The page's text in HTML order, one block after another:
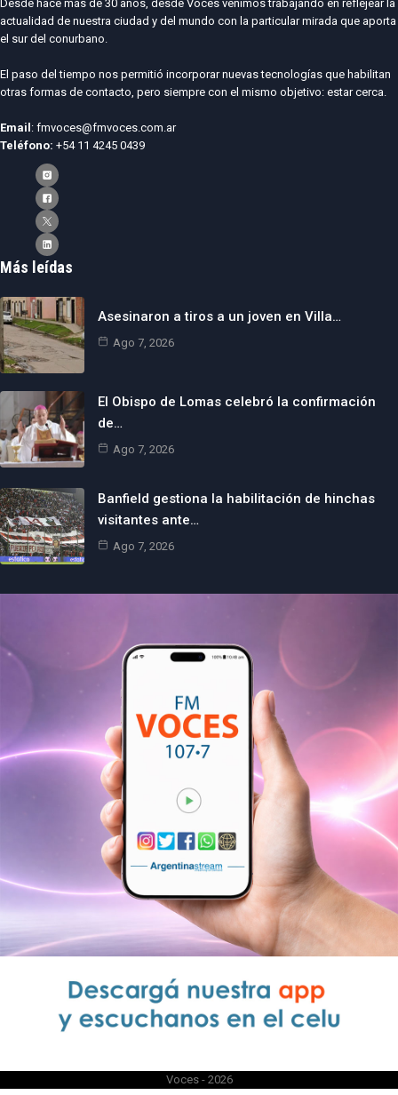
Desde hace más de 30 años, desde Voces venimos trabajando en reflejear la
actualidad de nuestra ciudad y del mundo con la particular mirada que aporta
el sur del conurbano.
El paso del tiempo nos permitió incorporar nuevas tecnologías que habilitan
otras formas de contacto, pero siempre con el mismo objetivo: estar cerca.
Email : fmvoces@fmvoces.com.ar
Teléfono: +54 11 4245 0439
Más leídas
Asesinaron a tiros a un joven en Villa…
Ago 7, 2026
El Obispo de Lomas celebró la confirmación
de…
Ago 7, 2026
Banfield gestiona la habilitación de hinchas
visitantes ante…
Ago 7, 2026
Voces - 2026